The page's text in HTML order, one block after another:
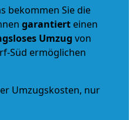
bekommen Sie die
garantiert einen
Umzug von
Süd ermöglichen
Umzugskosten, nur